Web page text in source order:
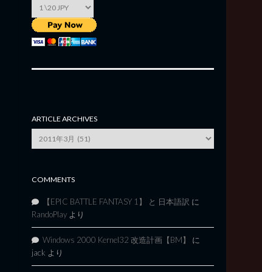
ARTICLE ARCHIVES
Archives
COMMENTS
【EPIC BATTLE FANTASY 1】 と 日本語訳 に
RandoPlay より
Windows 2000 Kernel32 改造計画【BM】
に
jack より